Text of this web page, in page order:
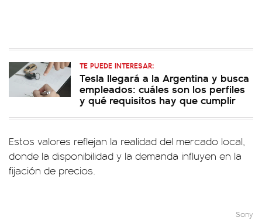
TE PUEDE INTERESAR:
Tesla llegará a la Argentina y busca
empleados: cuáles son los perfiles
y qué requisitos hay que cumplir
Estos valores reflejan la realidad del mercado local,
donde la disponibilidad y la demanda influyen en la
fijación de precios.
Sony